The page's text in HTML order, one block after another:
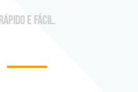
Rápido e fácil.